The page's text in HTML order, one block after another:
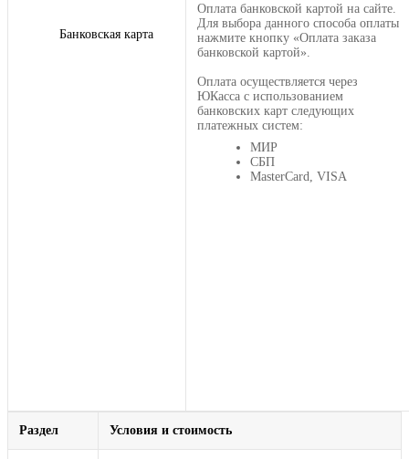
Банковская карта
Оплата банковской картой на сайте.
Для выбора данного способа оплаты
нажмите кнопку «Оплата заказа
банковской картой».
Оплата осуществляется через
ЮКасса с использованием
банковских карт следующих
платежных систем:
МИР
СБП
MasterCard, VISA
Раздел Условия и стоимость